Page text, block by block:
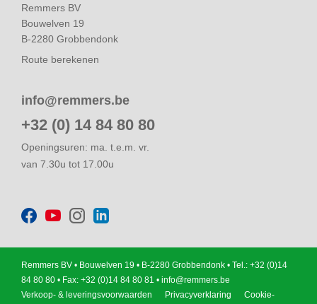
Remmers BV
Bouwelven 19
B-2280 Grobbendonk
Route berekenen
info@remmers.be
+32 (0) 14 84 80 80
Openingsuren: ma. t.e.m. vr.
van 7.30u tot 17.00u
Remmers BV • Bouwelven 19 • B-2280 Grobbendonk • Tel.: +32 (0)14
84 80 80 • Fax: +32 (0)14 84 80 81 • info@remmers.be
Verkoop- & leveringsvoorwaarden
Privacyverklaring Cookie-